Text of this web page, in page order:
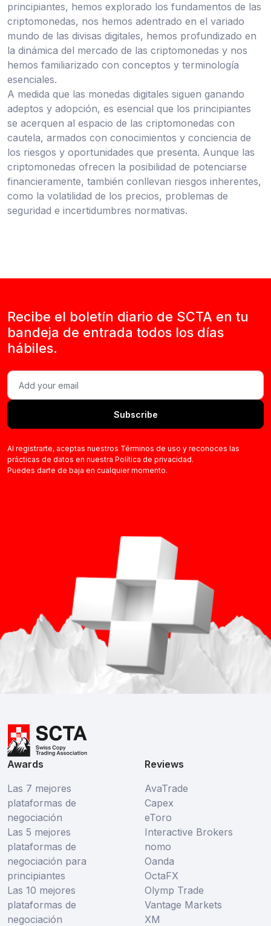
principiantes, hemos explorado los fundamentos de las
criptomonedas, nos hemos adentrado en el variado
mundo de las divisas digitales, hemos profundizado en
la dinámica del mercado de las criptomonedas y nos
hemos familiarizado con conceptos y terminología
esenciales.
A medida que las monedas digitales siguen ganando
adeptos y adopción, es esencial que los principiantes
se acerquen al espacio de las criptomonedas con
cautela, armados con conocimientos y conciencia de
los riesgos y oportunidades que presenta. Aunque las
criptomonedas ofrecen la posibilidad de potenciarse
financieramente, también conllevan riesgos inherentes,
como la volatilidad de los precios, problemas de
seguridad e incertidumbres normativas.
Recibe el boletín diario de SCTA en tu
bandeja de entrada todos los días
hábiles.
Subscribe
Al registrarte, aceptas nuestros Términos de uso y reconoces las
prácticas de datos en nuestra Política de privacidad.
Puedes darte de baja en cualquier momento.
Awards
Las 7 mejores
plataformas de
negociación
Las 5 mejores
plataformas de
negociación para
principiantes
Las 10 mejores
plataformas de
negociación
Reviews
AvaTrade
Capex
eToro
Interactive Brokers
nomo
Oanda
OctaFX
Olymp Trade
Vantage Markets
XM